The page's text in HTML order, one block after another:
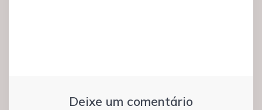
Deixe um comentário